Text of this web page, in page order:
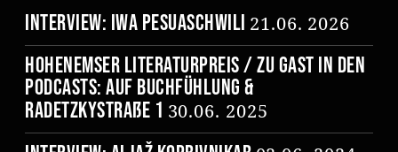
Interview: Iwa Pesuaschwili 21.06. 2026
Hohenemser Literaturpreis / Zu Gast in den
Podcasts: Auf Buchfühlung &
Radetzkystraße 1 30.06. 2025